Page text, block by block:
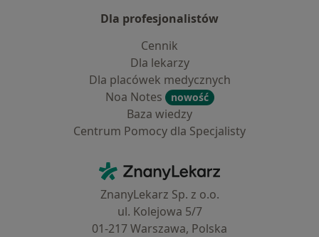
Dla profesjonalistów
Cennik
Dla lekarzy
Dla placówek medycznych
Noa Notes
nowość
Baza wiedzy
Centrum Pomocy dla Specjalisty
ZnanyLekarz - Strona główna
ZnanyLekarz Sp. z o.o.
ul. Kolejowa 5/7
01-217 Warszawa, Polska